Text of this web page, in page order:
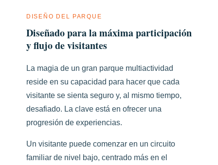
DISEÑO DEL PARQUE
Diseñado para la máxima participación
y flujo de visitantes
La magia de un gran parque multiactividad
reside en su capacidad para hacer que cada
visitante se sienta seguro y, al mismo tiempo,
desafiado. La clave está en ofrecer una
progresión de experiencias.
Un visitante puede comenzar en un circuito
familiar de nivel bajo, centrado más en el